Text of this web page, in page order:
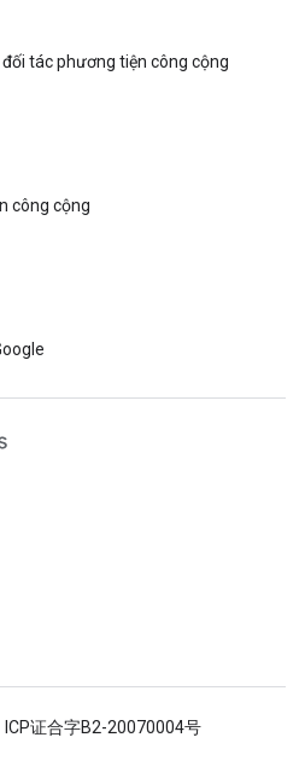
tác phương tiện công cộng
công cộng
ICP证合字B2-20070004号